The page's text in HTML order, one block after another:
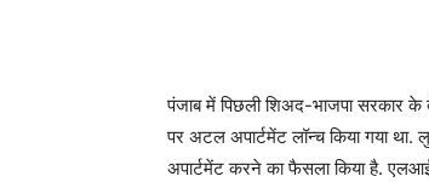
पंजाब में पिछली शिअद-भाजपा सरकार के
पर अटल अपार्टमेंट लॉन्च किया गया था.
अपार्टमेंट करने का फैसला किया है.